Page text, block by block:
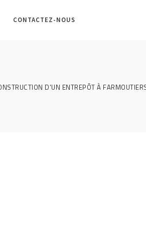
CONTACTEZ-NOUS
D'UN ENTREPÔT À